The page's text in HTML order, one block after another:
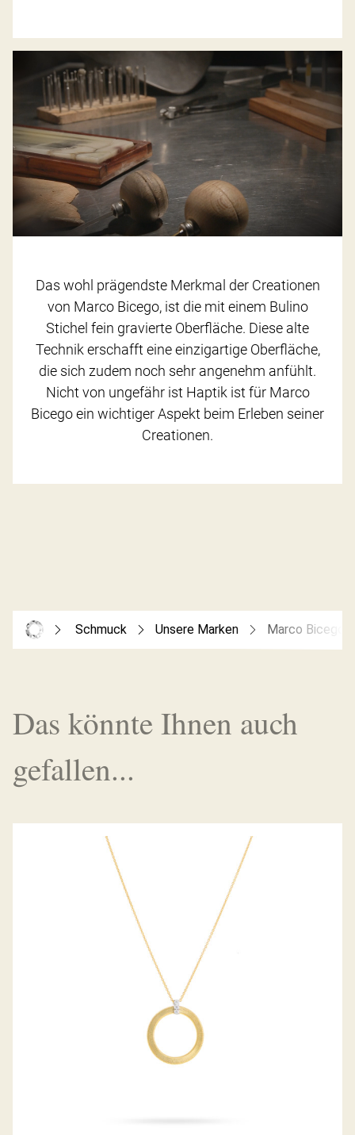
Das wohl prägendste Merkmal der Creationen
von Marco Bicego, ist die mit einem Bulino
Stichel fein gravierte Oberfläche. Diese alte
Technik erschafft eine einzigartige Oberfläche,
die sich zudem noch sehr angenehm anfühlt.
Nicht von ungefähr ist Haptik ist für Marco
Bicego ein wichtiger Aspekt beim Erleben seiner
Creationen.
Schmuck Unsere Marken Marco Bicego
Das könnte Ihnen auch
gefallen...
COLLIER MASAI